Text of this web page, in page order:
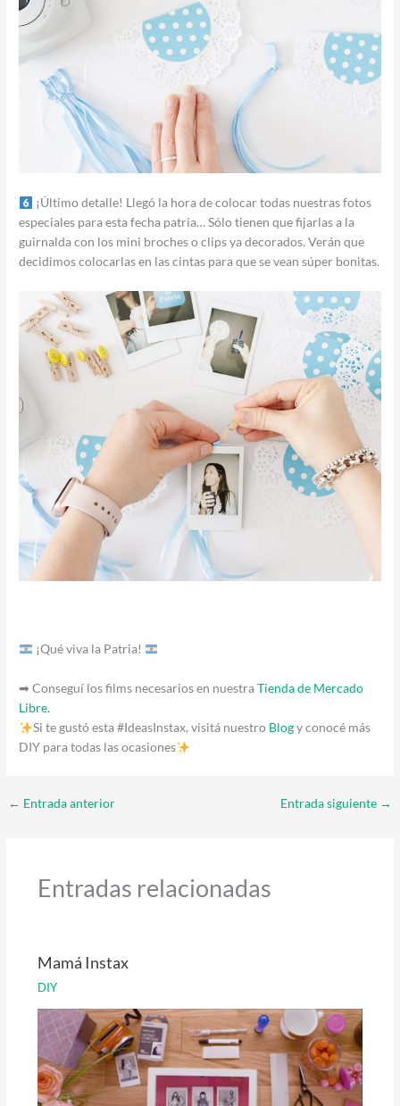
¡Último detalle! Llegó la hora de colocar todas nuestras fotos
especiales para esta fecha patria… Sólo tienen que fijarlas a la
guirnalda con los mini broches o clips ya decorados. Verán que
decidimos colocarlas en las cintas para que se vean súper bonitas.
¡Qué viva la Patria!
➡ Conseguí los films necesarios en nuestraTienda de Mercado
Libre.
Si te gustó esta #IdeasInstax, visitá nuestro Blogy conocé más
DIY para todas las ocasiones
← Entrada anterior Entrada siguiente →
Entradas relacionadas
Mamá Instax
DIY